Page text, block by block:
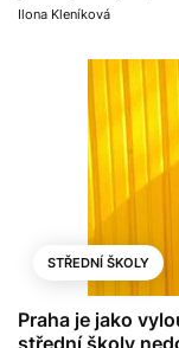
Ilona Kleníková
STŘEDNÍ ŠKOLY
Praha je jako
střední školy